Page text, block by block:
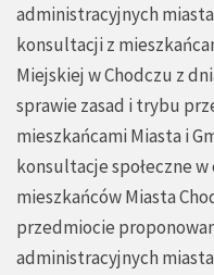
administracyjnych
konsultacji z
Miejskiej w Chodczu z
sprawie zasad i trybu
mieszkańcami Miasta i
konsultacje społeczne
mieszkańców Miasta
przedmiocie
administracyjnych